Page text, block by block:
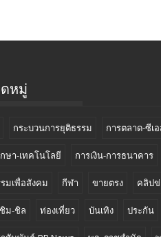
หมู่
กระบวนการยุติธรรม การตลาด-ซีเ
ษา-เทคโนโลยี การเงิน-การธนาคาร
มเพื่อสังคม กีฬา ขายตรง คลิป
ม-ชิล ท่องเที่ยว บันเทิง ประกัน